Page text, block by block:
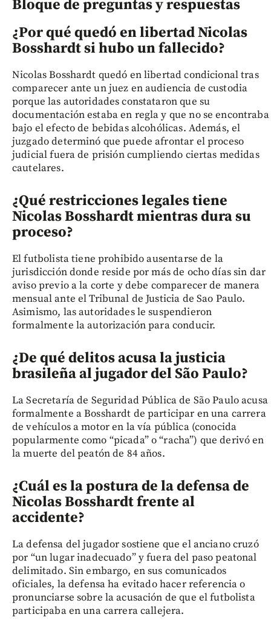
Bloque de preguntas y respuestas
¿Por qué quedó en libertad Nicolas
Bosshardt si hubo un fallecido?
Nicolas Bosshardt quedó en libertad condicional tras
comparecer ante un juez en audiencia de custodia
porque las autoridades constataron que su
documentación estaba en regla y que no se encontraba
bajo el efecto de bebidas alcohólicas. Además, el
juzgado determinó que puede afrontar el proceso
judicial fuera de prisión cumpliendo ciertas medidas
cautelares.
¿Qué restricciones legales tiene
Nicolas Bosshardt mientras dura su
proceso?
El futbolista tiene prohibido ausentarse de la
jurisdicción donde reside por más de ocho días sin dar
aviso previo a la corte y debe comparecer de manera
mensual ante el Tribunal de Justicia de Sao Paulo.
Asimismo, las autoridades le suspendieron
formalmente la autorización para conducir.
¿De qué delitos acusa la justicia
brasileña al jugador del São Paulo?
La Secretaría de Seguridad Pública de São Paulo acusa
formalmente a Bosshardt de participar en una carrera
de vehículos a motor en la vía pública (conocida
popularmente como “picada” o “racha”) que derivó en
la muerte del peatón de 84 años.
¿Cuál es la postura de la defensa de
Nicolas Bosshardt frente al
accidente?
La defensa del jugador sostiene que el anciano cruzó
por “un lugar inadecuado” y fuera del paso peatonal
delimitado. Sin embargo, en sus comunicados
oficiales, la defensa ha evitado hacer referencia o
pronunciarse sobre la acusación de que el futbolista
participaba en una carrera callejera.